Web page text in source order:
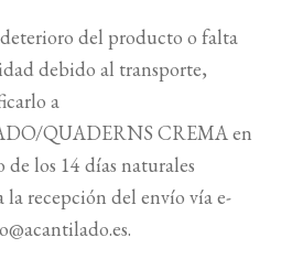
deterioro del producto o falta
debido al transporte,
a
QUADERNS CREMA en
de los 14 días naturales
la recepción del envío vía e-